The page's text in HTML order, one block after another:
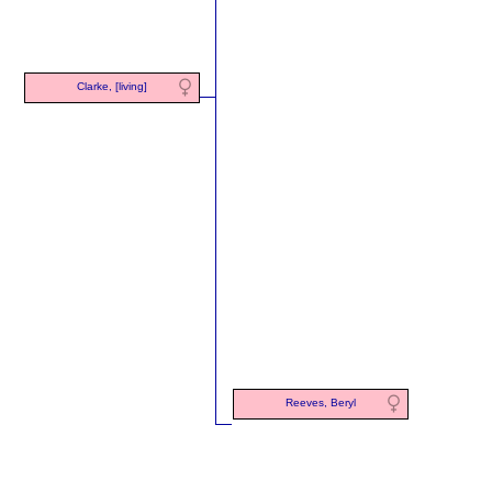
Clarke, [living]
Reeves, Beryl